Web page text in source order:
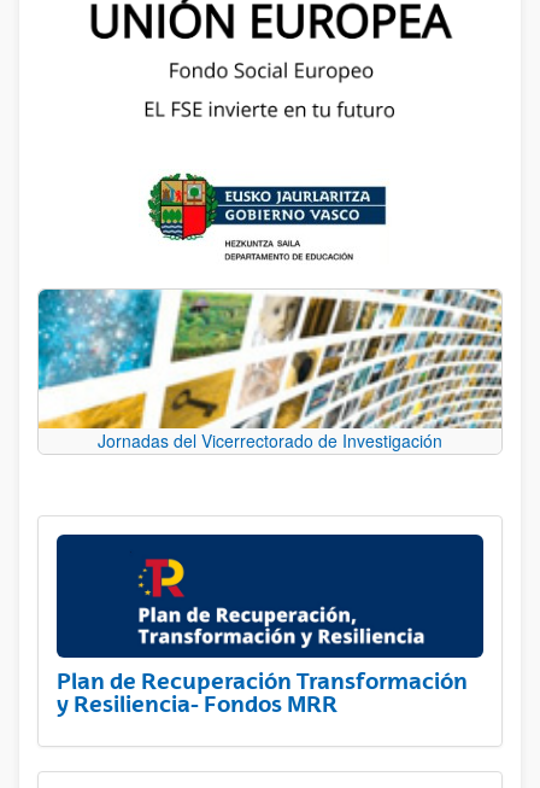
Jornadas del Vicerrectorado de Investigación
Plan de Recuperación Transformación
y Resiliencia- Fondos MRR